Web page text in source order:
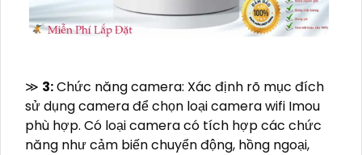
≫ 3:Chức năng camera: Xác định rõ mục đích
sử dụng camera để chọn loại camera wifi Imou
phù hợp. Có loại camera có tích hợp các chức
năng như cảm biến chuyển động, hồng ngoại,